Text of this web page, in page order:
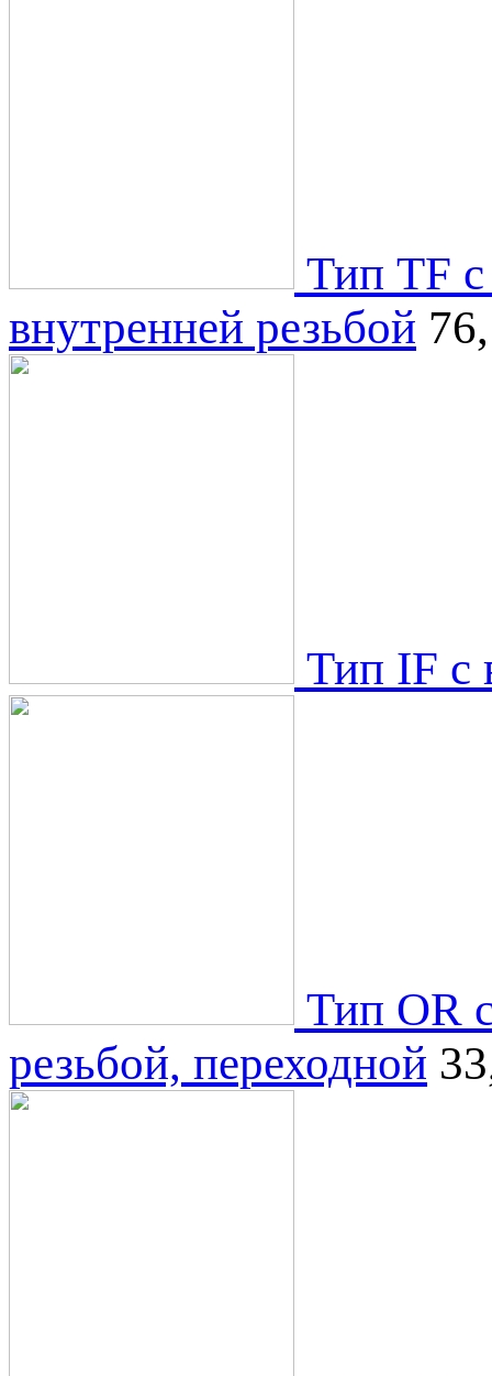
Тип ТF с
внутренней резьбой
Тип IF с
Тип OR
резьбой, переходной